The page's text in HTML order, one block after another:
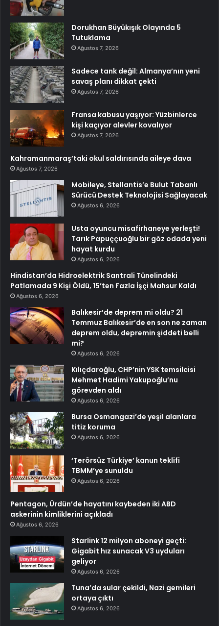
Dorukhan Büyükışık Olayında 5
Tutuklama
Ağustos 7, 2026
Sadece tank değil: Almanya’nın yeni
savaş planı dikkat çekti
Ağustos 7, 2026
Fransa kabusu yaşıyor: Yüzbinlerce
kişi kaçıyor alevler kovalıyor
Ağustos 7, 2026
Kahramanmaraş’taki okul saldırısında aileye dava
Ağustos 7, 2026
Mobileye, Stellantis’e Bulut Tabanlı
Sürücü Destek Teknolojisi Sağlayacak
Ağustos 6, 2026
Usta oyuncu misafirhaneye yerleşti!
Tarık Papuççuoğlu bir göz odada yeni
hayat kurdu
Ağustos 6, 2026
Hindistan’da Hidroelektrik Santrali Tünelindeki
Patlamada 9 Kişi Öldü, 15’ten Fazla İşçi Mahsur Kaldı
Ağustos 6, 2026
Balıkesir’de deprem mi oldu? 21
Temmuz Balıkesir’de en son ne zaman
deprem oldu, depremin şiddeti belli
mi?
Ağustos 6, 2026
Kılıçdaroğlu, CHP’nin YSK temsilcisi
Mehmet Hadimi Yakupoğlu’nu
görevden aldı
Ağustos 6, 2026
Bursa Osmangazi’de yeşil alanlara
titiz koruma
Ağustos 6, 2026
‘Terörsüz Türkiye’ kanun teklifi
TBMM’ye sunuldu
Ağustos 6, 2026
Pentagon, Ürdün’de hayatını kaybeden iki ABD
askerinin kimliklerini açıkladı
Ağustos 6, 2026
Starlink 12 milyon aboneyi geçti:
Gigabit hız sunacak V3 uyduları
geliyor
Ağustos 6, 2026
Tuna’da sular çekildi, Nazi gemileri
ortaya çıktı
Ağustos 6, 2026